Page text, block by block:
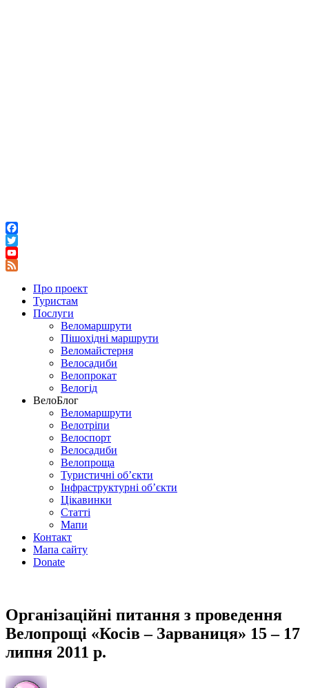
Facebook
Twitter
YouTube
Про проект
Туристам
Послуги
Веломаршрути
Пішохідні маршрути
Веломайстерня
Велосадиби
Велопрокат
Велогід
ВелоБлог
Веломаршрути
Велотріпи
Велоспорт
Велосадиби
Велопроща
Туристичні об’єкти
Інфраструктурні об’єкти
Цікавинки
Статті
Мапи
Контакт
Мапа сайту
Donate
Організаційні питання з проведення
Велопрощі «Косів – Зарваниця» 15 – 17
липня 2011 р.